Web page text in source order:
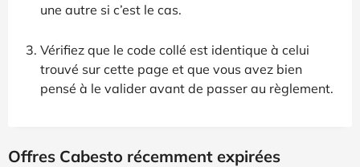
une autre si c’est le cas.
Vérifiez que le code collé est identique à celui
trouvé sur cette page et que vous avez bien
pensé à le valider avant de passer au règlement.
Offres Cabesto récemment expirées